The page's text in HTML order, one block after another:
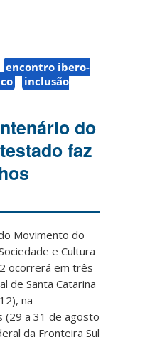
encontro ibero-
inclusão
do
faz
Movimento do
e Cultura
ocorrerá em três
de Santa Catarina
na
(29 a 31 de agosto
da Fronteira Sul